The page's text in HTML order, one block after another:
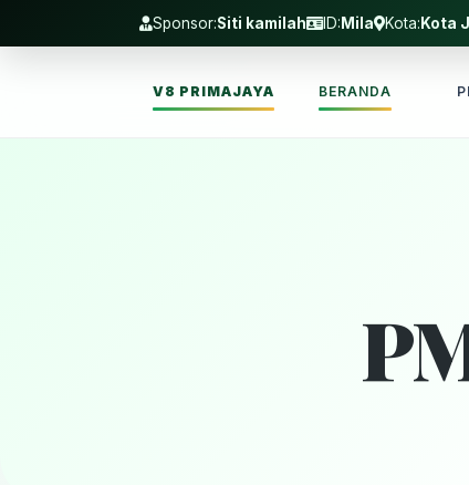
Sponsor:Siti kamilah ID: Mila Kota: Kota
V8 PRIMAJAYA BERANDA